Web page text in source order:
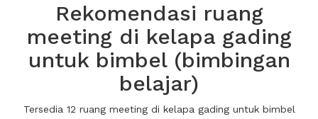
Rekomendasi ruang
meeting di kelapa gading
untuk bimbel (bimbingan
belajar)
Tersedia 12 ruang meeting di kelapa gading untuk bimbel